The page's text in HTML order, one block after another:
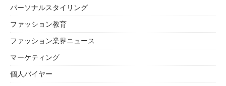
パーソナルスタイリング
ファッション教育
ファッション業界ニュース
マーケティング
個人バイヤー